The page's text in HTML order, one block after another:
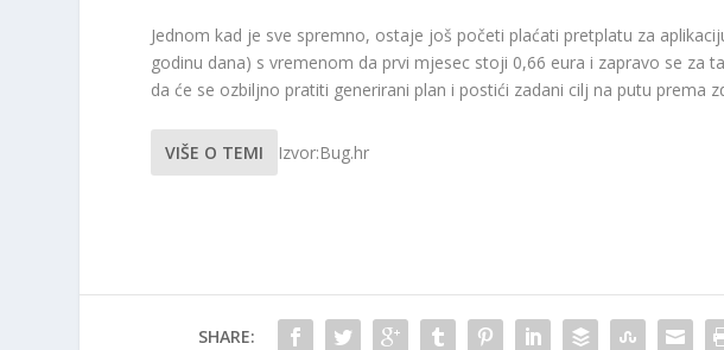
Jednom kad je sve spremno, ostaje još početi plaćati pretplatu za
godinu dana) s vremenom da prvi mjesec stoji 0,66 eura i zapravo se za
da će se ozbiljno pratiti generirani plan i postići zadani cilj na putu prema
VIŠE O TEMI Izvor:Bug.hr
SHARE: